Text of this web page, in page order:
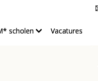
scholen Vacatures